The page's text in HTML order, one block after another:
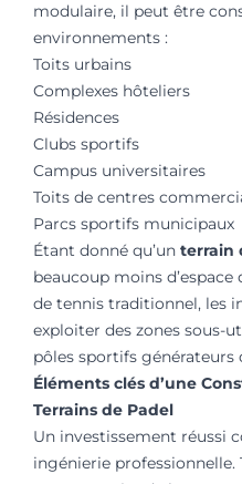
modulaire, il peut être
environnements :
Toits urbains
Complexes hôteliers
Résidences
Clubs sportifs
Campus universitaires
Toits de centres
Parcs sportifs municipaux
Étant donné qu’un terrain
beaucoup moins
de tennis traditionnel, les
exploiter des zones sous-
pôles sportifs générateurs
Éléments clés d’une
Terrains de Padel
Un investissement réussi
ingénierie professionnelle.